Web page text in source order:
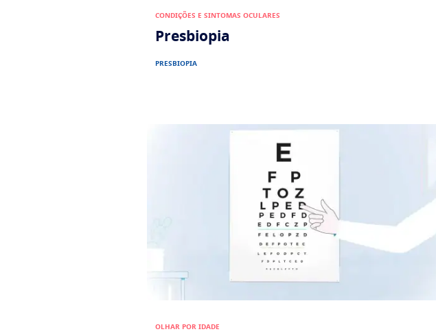
CONDIÇÕES E SINTOMAS OCULARES
Presbiopia
PRESBIOPIA
OLHAR POR IDADE